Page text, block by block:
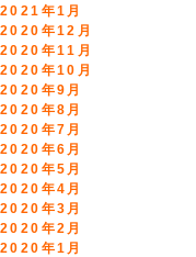
2021年1月
2020年12月
2020年11月
2020年10月
2020年9月
2020年8月
2020年7月
2020年6月
2020年5月
2020年4月
2020年3月
2020年2月
2020年1月